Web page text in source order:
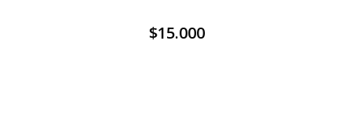
$15.000